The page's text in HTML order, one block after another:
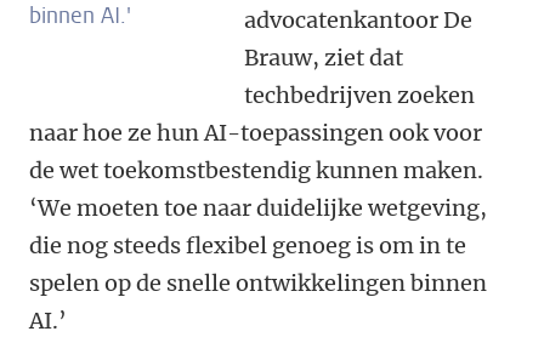
binnen AI.'
advocatenkantoor De
Brauw, ziet dat
techbedrijven zoeken
naar hoe ze hun AI-toepassingen ook voor
de wet toekomstbestendig kunnen maken.
‘We moeten toe naar duidelijke wetgeving,
die nog steeds flexibel genoeg is om in te
spelen op de snelle ontwikkelingen binnen
AI.’